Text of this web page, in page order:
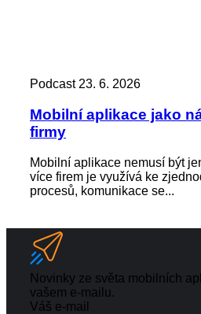
Podcast 23. 6. 2026
Mobilní aplikace jako
firmy
Mobilní aplikace nemusí být
více firem je využívá ke
procesů, komunikace se...
Novinky ze světa mobilních
vašem e-mailu.
Váš e-mail